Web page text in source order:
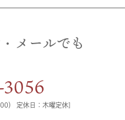
メールでも
） 定休日：木曜定休]